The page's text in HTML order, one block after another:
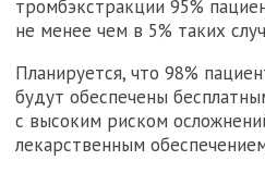
тромбэкстракции 95%
не менее чем в 5% таких
Планируется, что 98%
будут обеспечены
с высоким риском
лекарственным